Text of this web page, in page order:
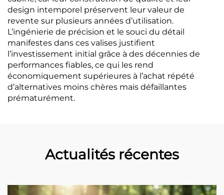
design intemporel préservent leur valeur de
revente sur plusieurs années d’utilisation.
L’ingénierie de précision et le souci du détail
manifestes dans ces valises justifient
l’investissement initial grâce à des décennies de
performances fiables, ce qui les rend
économiquement supérieures à l’achat répété
d’alternatives moins chères mais défaillantes
prématurément.
Actualités récentes